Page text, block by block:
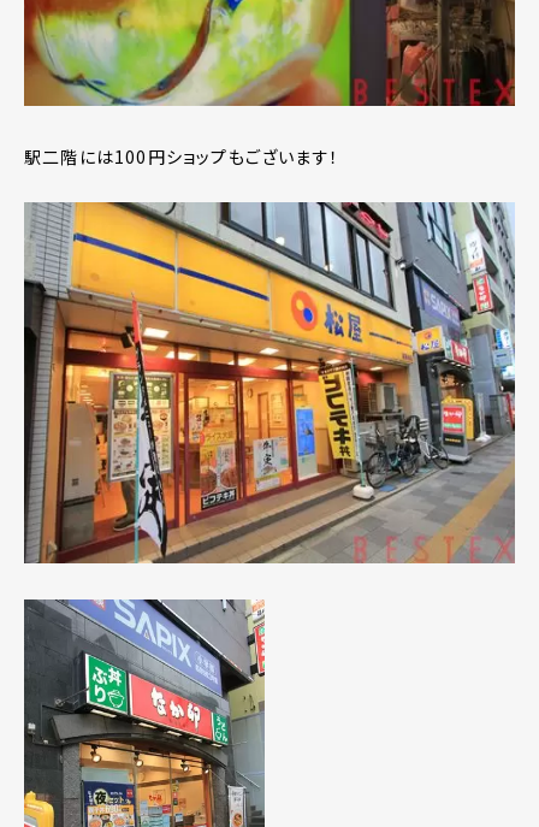
駅二階には100円ショップもございます！